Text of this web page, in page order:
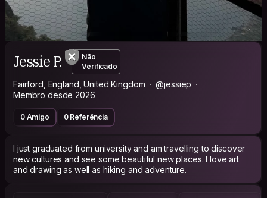
Jessie P.
Não
Verificado
Fairford, England, United Kingdom
@jessiep
Membro desde 2026
0 Amigo 0 Referência
I just graduated from university and am travelling to discover
new cultures and see some beautiful new places. I love art
and drawing as well as hiking and adventure.